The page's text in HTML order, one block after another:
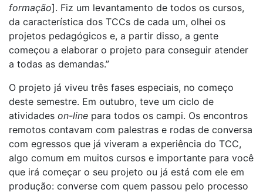
formação]. Fiz um levantamento de todos os cursos,
da característica dos TCCs de cada um, olhei os
projetos pedagógicos e, a partir disso, a gente
começou a elaborar o projeto para conseguir atender
a todas as demandas.”
O projeto já viveu três fases especiais, no começo
deste semestre. Em outubro, teve um ciclo de
atividades on-line para todos os campi. Os encontros
remotos contavam com palestras e rodas de conversa
com egressos que já viveram a experiência do TCC,
algo comum em muitos cursos e importante para você
que irá começar o seu projeto ou já está com ele em
produção: converse com quem passou pelo processo